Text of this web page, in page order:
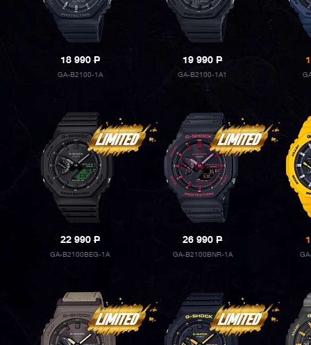
18 990P
GA-B2100-1A
19 990P
GA-B2100-1A1
22 990P
GA-B2100BEG-1A
26 990P
GA-B2100BNR-1A